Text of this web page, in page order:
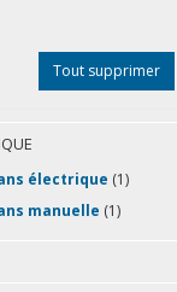
Tout supprimer
électrique (1)
manuelle (1)